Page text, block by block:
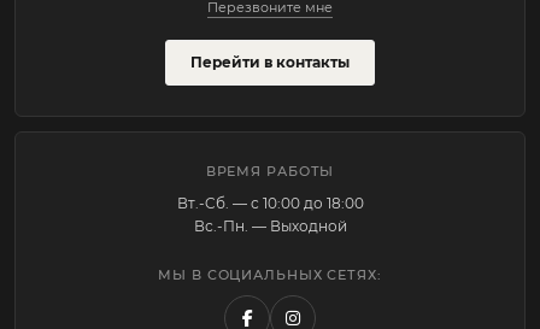
Перезвоните мне
Перейти в контакты
ВРЕМЯ РАБОТЫ
Вт.-Cб. — с 10:00 до 18:00
Вс.-Пн. — Выходной
МЫ В СОЦИАЛЬНЫХ СЕТЯХ: